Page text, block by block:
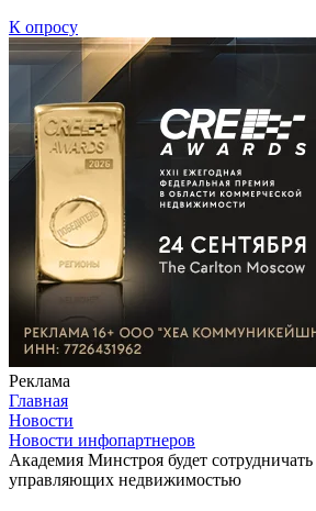
К опросу
Реклама
Главная
Новости
Новости инфопартнеров
Академия Минстроя будет
управляющих недвижимостью